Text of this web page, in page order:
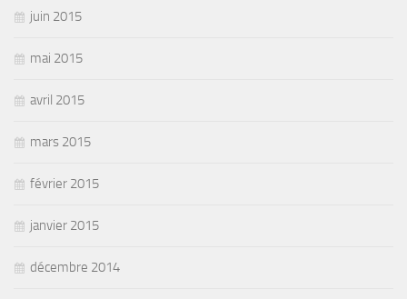
juin 2015
mai 2015
avril 2015
mars 2015
février 2015
janvier 2015
décembre 2014